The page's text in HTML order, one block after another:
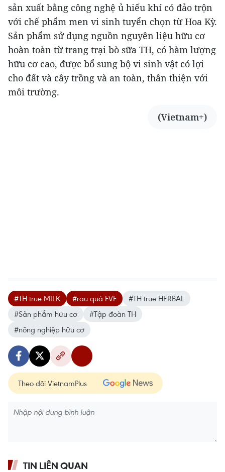
sản xuất bằng công nghệ ủ hiếu khí có đảo trộn
với chế phẩm men vi sinh tuyển chọn từ Hoa Kỳ.
Sản phẩm sử dụng nguồn nguyên liệu hữu cơ
hoàn toàn từ trang trại bò sữa TH, có hàm lượng
hữu cơ cao, được bổ sung bộ vi sinh vật có lợi
cho đất và cây trồng và an toàn, thân thiện với
môi trường.
(Vietnam+)
#TH true MILK #rau quả FVF
#TH true HERBAL
#Sản phẩm hữu cơ
#Tập đoàn TH
#nông nghiệp hữu cơ
Theo dõi VietnamPlus
TIN LIÊN QUAN